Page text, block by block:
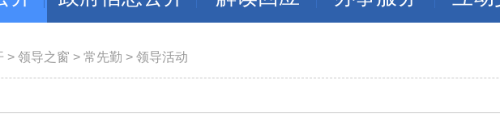
> 领导之窗 > 常先勤 > 领导活动